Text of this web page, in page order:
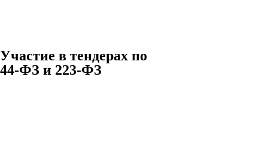
Участие в тендерах по
44-ФЗ и 223-ФЗ